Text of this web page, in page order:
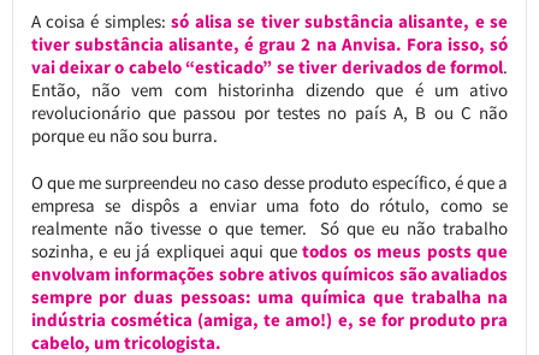
A coisa é simples:só alisa se tiver substância alisante, e se
tiver substância alisante, é grau 2 na Anvisa. Fora isso, só
vai deixar o cabelo “esticado” se tiver derivados de formol.
Então, não vem com historinha dizendo que é um ativo
revolucionário que passou por testes no país A, B ou C não
porque eu não sou burra.
O que me surpreendeu no caso desse produto específico, é que a
empresa se dispôs a enviar uma foto do rótulo, como se
realmente não tivesse o que temer. Só que eu não trabalho
sozinha, e eu já expliquei aqui quetodos os meus posts que
envolvam informações sobre ativos químicos são avaliados
sempre por duas pessoas: uma química que trabalha na
indústria cosmética (amiga, te amo!) e, se for produto pra
cabelo, um tricologista.